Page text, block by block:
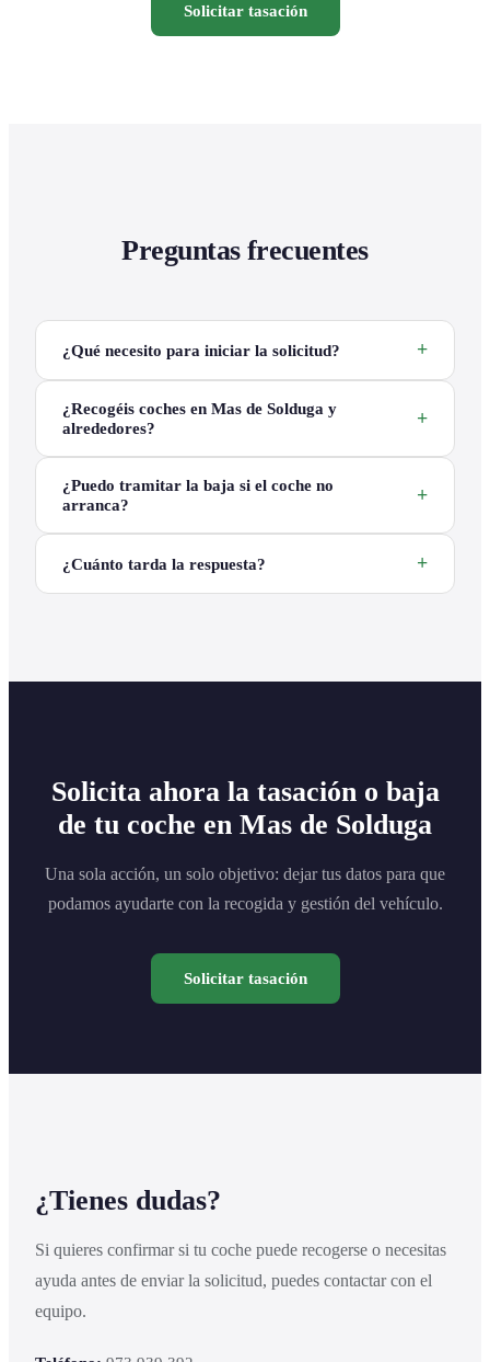
Solicitar tasación
Preguntas frecuentes
¿Qué necesito para iniciar la solicitud?
¿Recogéis coches en Mas de Solduga y
alrededores?
¿Puedo tramitar la baja si el coche no
arranca?
¿Cuánto tarda la respuesta?
Solicita ahora la tasación o baja
de tu coche en Mas de Solduga
Una sola acción, un solo objetivo: dejar tus datos para que
podamos ayudarte con la recogida y gestión del vehículo.
Solicitar tasación
¿Tienes dudas?
Si quieres confirmar si tu coche puede recogerse o necesitas
ayuda antes de enviar la solicitud, puedes contactar con el
equipo.